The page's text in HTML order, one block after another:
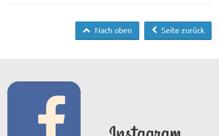
Seite zurück
Nach oben